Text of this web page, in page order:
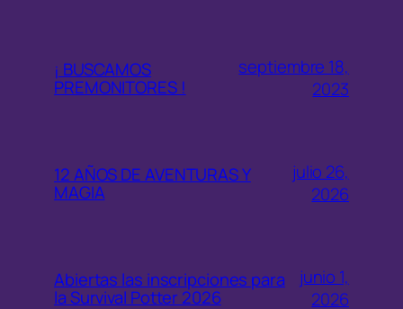
¡ BUSCAMOS
PREMONITORES !
septiembre 18,
2023
12 AÑOS DE AVENTURAS Y
MAGIA
julio 26,
2026
Abiertas las inscripciones para
la Survival Potter 2026
junio 1,
2026